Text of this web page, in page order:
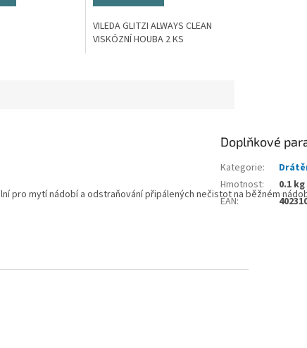
VILEDA GLITZI ALWAYS CLEAN
VISKÓZNÍ HOUBA 2 KS
pro mytí nádobí a odstraňování připálených nečistot na běžném
Doplňkové
Kategorie:
Hmotnost:
0.1 kg
EAN: